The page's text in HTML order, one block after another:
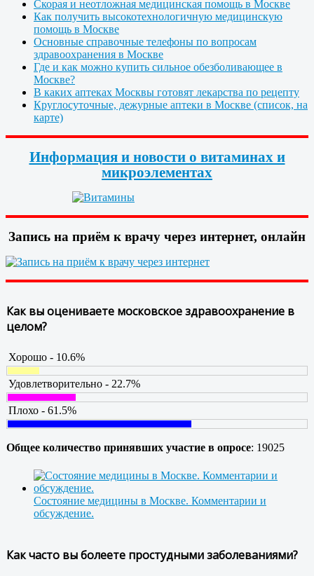
Скорая и неотложная медицинская помощь в Москве
Как получить высокотехнологичную медицинскую
помощь в Москве
Основные справочные телефоны по вопросам
здравоохранения в Москве
Где и как можно купить сильное обезболивающее в
Москве?
В каких аптеках Москвы готовят лекарства по рецепту
Круглосуточные, дежурные аптеки в Москве (список, на
карте)
Информация и новости о витаминах и
микроэлементах
Запись на приём к врачу через интернет, онлайн
Как вы оцениваете московское здравоохранение в
целом?
Хорошо - 10.6%
Удовлетворительно - 22.7%
Плохо - 61.5%
Общее количество принявших участие в опросе: 19025
Состояние медицины в Москве. Комментарии и
обсуждение.
Как часто вы болеете простудными заболеваниями?